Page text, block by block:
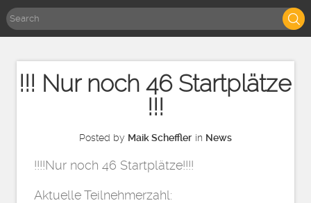
!!! Nur noch 46 Startplätze
!!!
Posted by Maik Scheffler in News
!!!!Nur noch 46 Startplätze!!!!
Aktuelle Teilnehmerzahl: